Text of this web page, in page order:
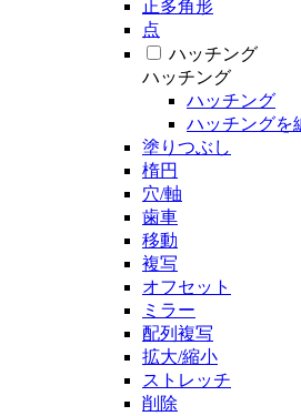
正多角形
点
ハッチング
ハッチング
ハッチング
ハッチングを
塗りつぶし
楕円
穴/軸
歯車
移動
複写
オフセット
ミラー
配列複写
拡大/縮小
ストレッチ
削除